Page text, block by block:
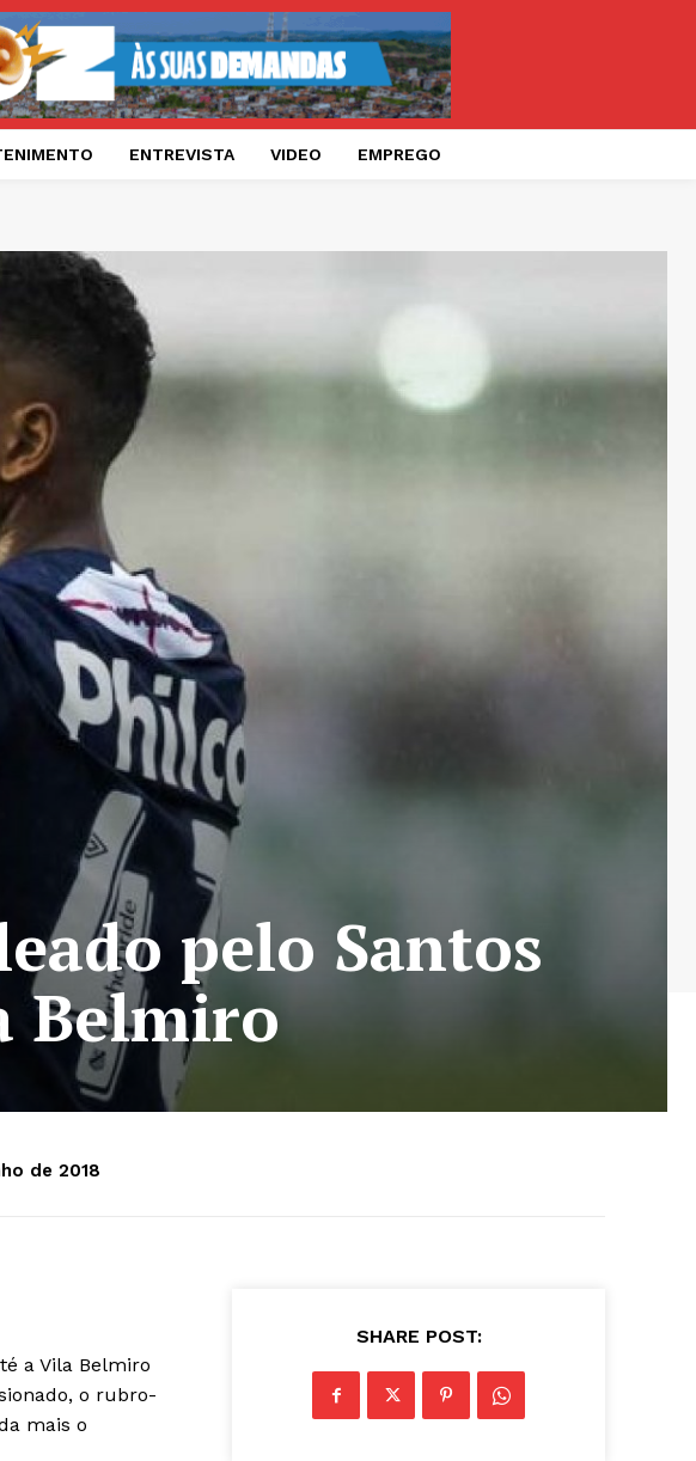
ENTREVISTA VIDEO EMPREGO
pelo Santos
Belmiro
de 2018
a Vila Belmiro
o rubro-
mais o
SHARE POST: